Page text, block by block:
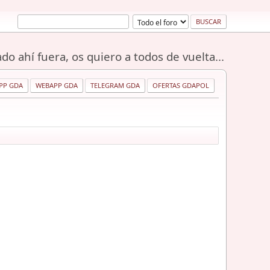
ahí fuera, os quiero a todos de vuelta...
GDA WEBAPP GDA TELEGRAM GDA OFERTAS GDAPOL